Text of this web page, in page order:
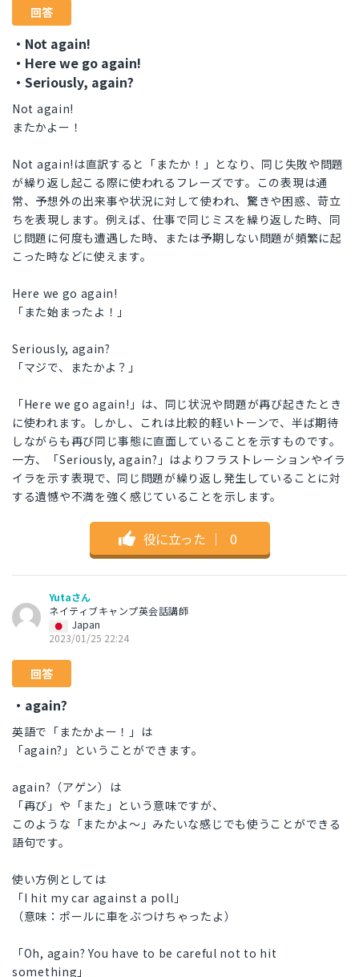
回答
・Not again!
・Here we go again!
・Seriously, again?
Not again!
またかよー！
Not again!は直訳すると「またか！」となり、同じ失敗や問題
が繰り返し起こる際に使われるフレーズです。この表現は通
常、予想外の出来事や状況に対して使われ、驚きや困惑、苛立
ちを表現します。例えば、仕事で同じミスを繰り返した時、同
じ問題に何度も遭遇した時、または予期しない問題が頻繁に起
こった時などに使えます。
Here we go again!
「また始まったよ！」
Seriously, again?
「マジで、またかよ？」
「Here we go again!」は、同じ状況や問題が再び起きたとき
に使われます。しかし、これは比較的軽いトーンで、半ば期待
しながらも再び同じ事態に直面していることを示すものです。
一方、「Seriously, again?」はよりフラストレーションやイラ
イラを示す表現で、同じ問題が繰り返し発生していることに対
する遺憾や不満を強く感じていることを示します。
役に立った ｜ 0
Yutaさん
ネイティブキャンプ英会話講師
Japan
2023/01/25 22:24
回答
・again?
英語で「またかよー！」は
「again?」ということができます。
again?（アゲン）は
「再び」や「また」という意味ですが、
このような「またかよ〜」みたいな感じでも使うことができる
語句です。
使い方例としては
「I hit my car against a poll」
（意味：ポールに車をぶつけちゃったよ）
「Oh, again? You have to be careful not to hit
something」